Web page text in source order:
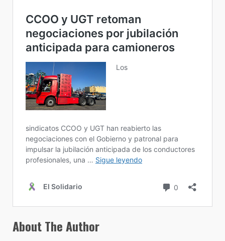
About The Author